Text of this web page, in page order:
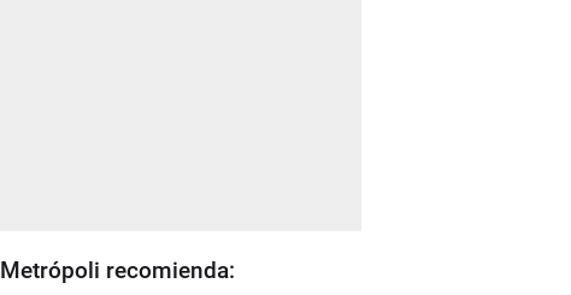
Metrópoli recomienda: